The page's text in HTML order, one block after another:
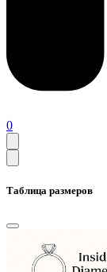
0
Таблица размеров